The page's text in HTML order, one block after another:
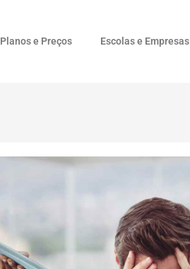
Planos e Preços Escolas e Empresas